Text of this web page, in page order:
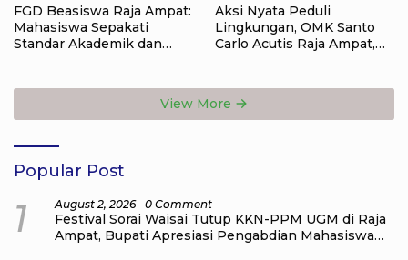
FGD Beasiswa Raja Ampat:
Mahasiswa Sepakati
Standar Akademik dan
Aksi Nyata Peduli
Lingkungan, OMK Santo
Carlo Acutis Raja Ampat,
View More
Popular Post
1 August 2, 2026 0 Comment
Festival Sorai Waisai Tutup KKN-PPM UGM di Raja
Ampat, Bupati Apresiasi Pengabdian Mahasiswa